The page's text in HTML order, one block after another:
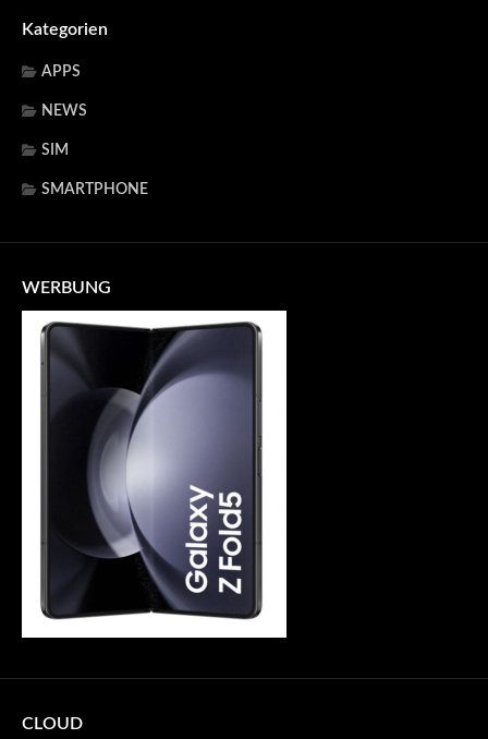
Kategorien
APPS
NEWS
SIM
SMARTPHONE
WERBUNG
CLOUD